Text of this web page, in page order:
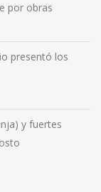
por obras
presentó los
y fuertes